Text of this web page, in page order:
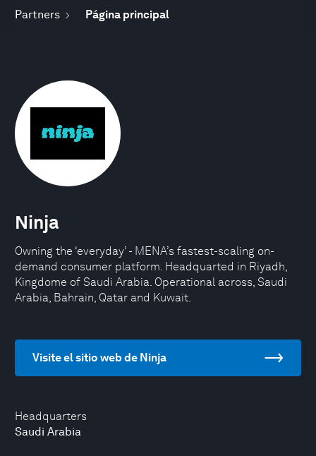
Partners Página principal
Headquarters
Saudi Arabia
Ninja
Owning the ‘everyday’ - MENA’s fastest-scaling on-
demand consumer platform. Headquarted in Riyadh,
Kingdome of Saudi Arabia. Operational across, Saudi
Arabia, Bahrain, Qatar and Kuwait.
Visite el sitio web de Ninja